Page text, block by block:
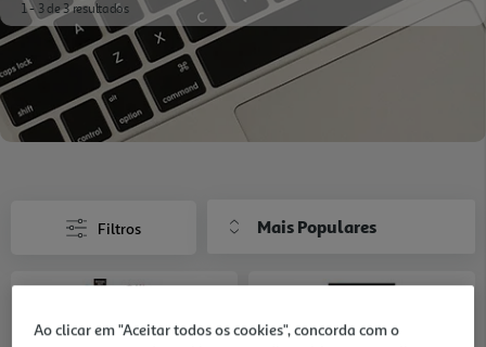
1 - 3 de 3 resultados
Filtros Mais Populares
Ao clicar em "Aceitar todos os cookies", concorda com o